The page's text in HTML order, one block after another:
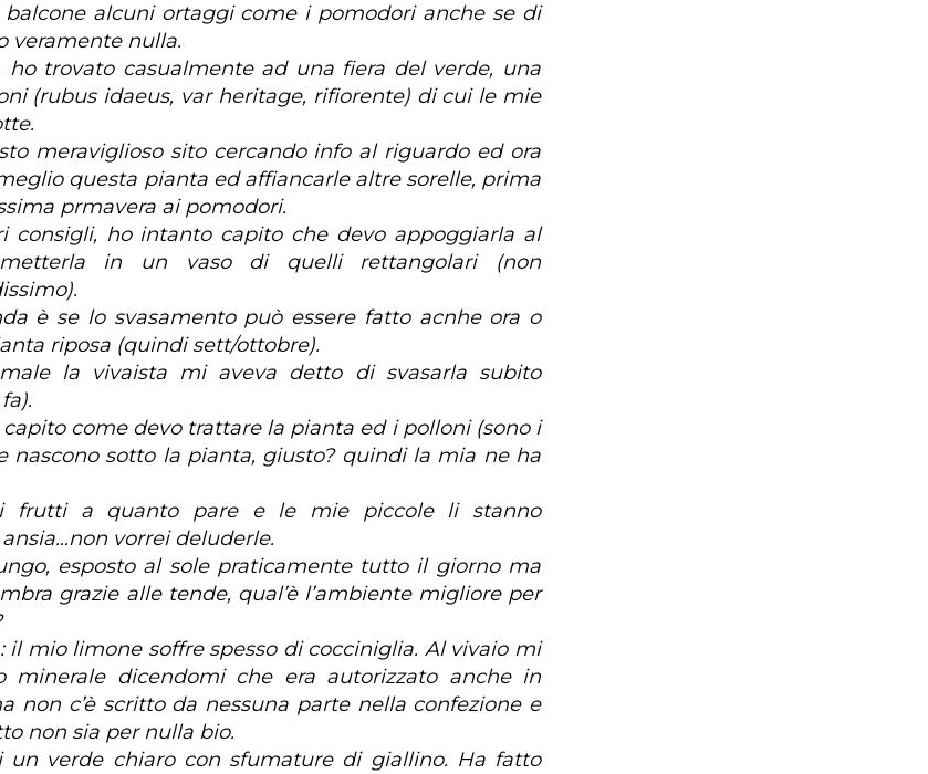
alcuni ortaggi come i pomodori anche se di
veramente nulla.
ho trovato casualmente ad una fiera del verde, una
(rubus idaeus, var heritage, rifiorente) di cui le mie
meraviglioso sito cercando info al riguardo ed ora
questa pianta ed affiancarle altre sorelle, prima
prmavera ai pomodori.
consigli, ho intanto capito che devo appoggiarla al
in un vaso di quelli rettangolari (non
è se lo svasamento può essere fatto acnhe ora o
riposa (quindi sett/ottobre).
la vivaista mi aveva detto di svasarla subito
come devo trattare la pianta ed i polloni (sono i
nascono sotto la pianta, giusto? quindi la mia ne ha
frutti a quanto pare e le mie piccole li stanno
vorrei deluderle.
esposto al sole praticamente tutto il giorno ma
grazie alle tende, qual’è l’ambiente migliore per
il mio limone soffre spesso di cocciniglia. Al vivaio mi
minerale dicendomi che era autorizzato anche in
non c’è scritto da nessuna parte nella confezione e
non sia per nulla bio.
un verde chiaro con sfumature di giallino. Ha fatto